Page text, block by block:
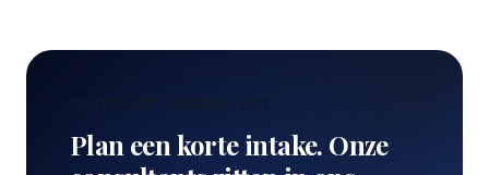
CONCREET VRAAGSTUK?
Plan een korte intake. Onze